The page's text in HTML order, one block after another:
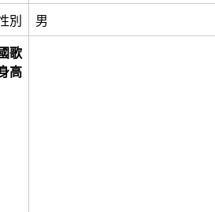
別 男
歌
高